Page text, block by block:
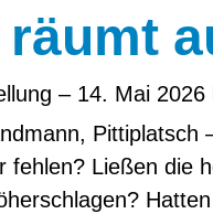
– 14. Mai 2026
Pittiplatsch
fehlen? Ließen die